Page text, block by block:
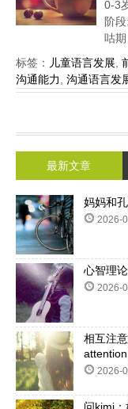
0-3
阶
咕
标签： 儿童语言发展
沟通能力
沟通语言发
最新文章
妈妈和
2026-
心智理
2026-
相互注
attention
2026-